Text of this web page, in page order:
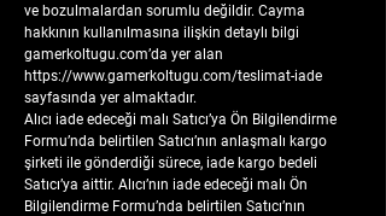
ve bozulmalardan sorumlu değildir. Cayma
hakkının kullanılmasına ilişkin detaylı bilgi
gamerkoltugu.com’da yer alan
https://www.gamerkoltugu.com/teslimat-iade
sayfasında yer almaktadır.
Alıcı iade edeceği malı Satıcı’ya Ön Bilgilendirme
Formu’nda belirtilen Satıcı’nın anlaşmalı kargo
şirketi ile gönderdiği sürece, iade kargo bedeli
Satıcı’ya aittir. Alıcı’nın iade edeceği malı Ön
Bilgilendirme Formu’nda belirtilen Satıcı’nın